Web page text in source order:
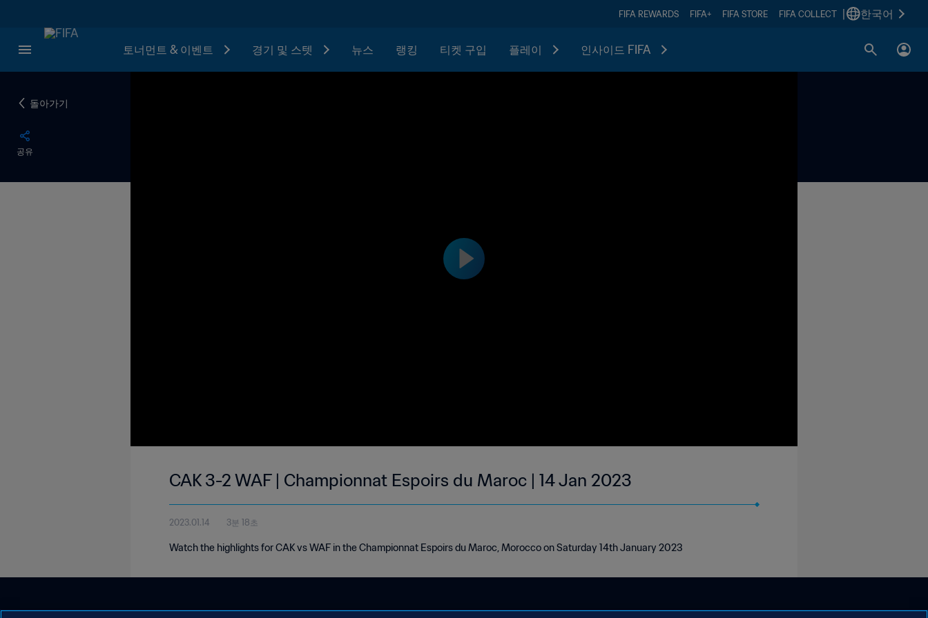
FIFA REWARDS FIFA+ FIFA STORE FIFA COLLECT 한국어
토너먼트 & 이벤트 경기 및 스텟 뉴스 랭킹 티켓 구입 플레이 인사이드 FIFA
돌아가기
공유
CAK 3-2 WAF | Championnat Espoirs du Maroc | 14 Jan 2023
2023.01.14 3분 18초
Watch the highlights for CAK vs WAF in the Championnat Espoirs du Maroc, Morocco on Saturday 14th January 2023